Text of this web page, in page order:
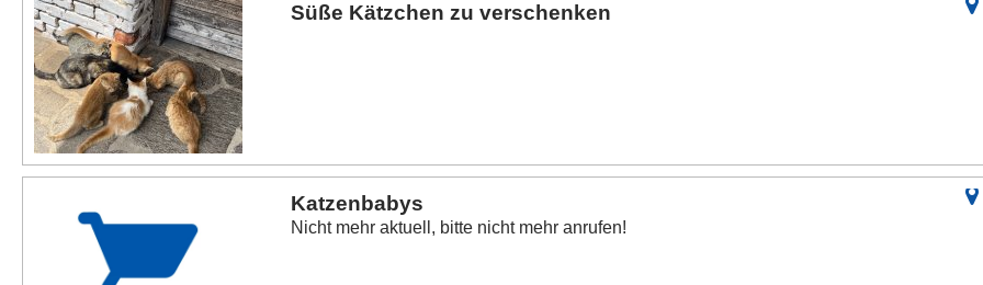
Süße Kätzchen zu verschenken
Katzenbabys
Nicht mehr aktuell, bitte nicht mehr anrufen!